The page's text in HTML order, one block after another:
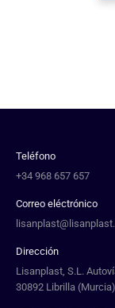
Teléfono
+34 968 657 657
Correo eléctrónico
Dirección
Lisanplast, S.L.
30892 Librilla (Murcia)